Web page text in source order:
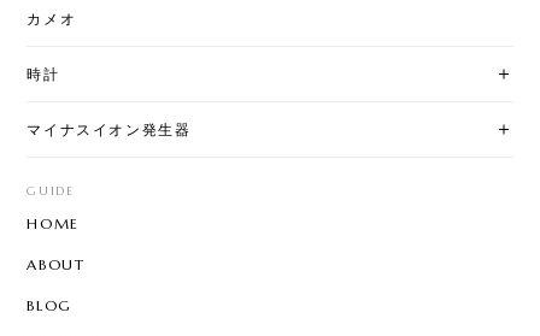
カメオ
時計
マイナスイオン発生器
GUIDE
HOME
ABOUT
BLOG